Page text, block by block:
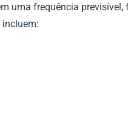
uma frequência
incluem: